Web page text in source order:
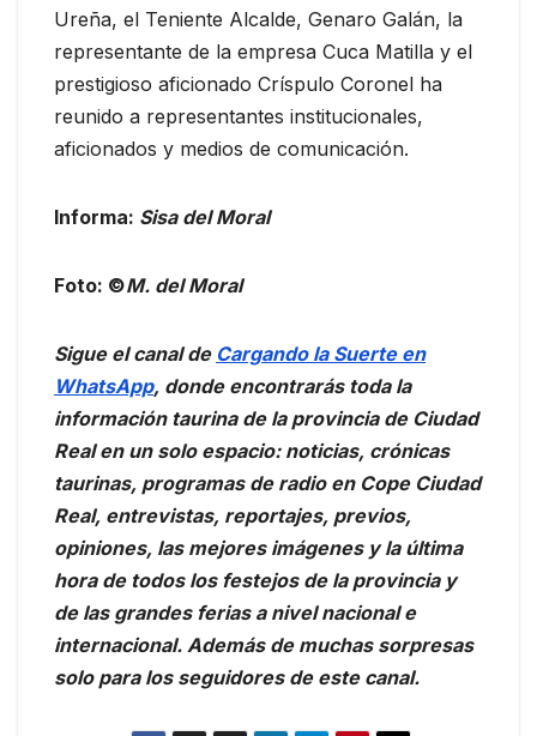
Ureña, el Teniente Alcalde, Genaro Galán, la
representante de la empresa Cuca Matilla y el
prestigioso aficionado Críspulo Coronel ha
reunido a representantes institucionales,
aficionados y medios de comunicación.
Informa: Sisa del Moral
Foto: ©M. del Moral
Sigue el canal de Cargando la Suerte en
WhatsApp, donde encontrarás toda la
información taurina de la provincia de Ciudad
Real en un solo espacio: noticias, crónicas
taurinas, programas de radio en Cope Ciudad
Real, entrevistas, reportajes, previos,
opiniones, las mejores imágenes y la última
hora de todos los festejos de la provincia y
de las grandes ferias a nivel nacional e
internacional. Además de muchas sorpresas
solo para los seguidores de este canal.